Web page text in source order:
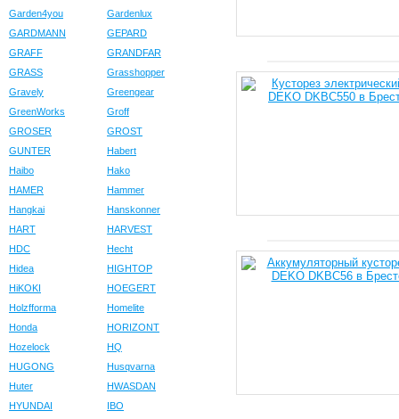
Garden4you
Gardenlux
GARDMANN
GEPARD
GRAFF
GRANDFAR
GRASS
Grasshopper
Gravely
Greengear
GreenWorks
Groff
GROSER
GROST
GUNTER
Habert
Haibo
Hako
HAMER
Hammer
Hangkai
Hanskonner
HART
HARVEST
HDC
Hecht
Hidea
HIGHTOP
HiKOKI
HOEGERT
Holzfforma
Homelite
Honda
HORIZONT
Hozelock
HQ
HUGONG
Husqvarna
Huter
HWASDAN
HYUNDAI
IBO